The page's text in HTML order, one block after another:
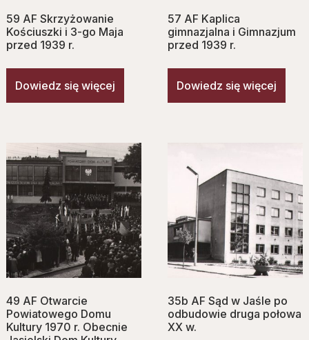
59 AF Skrzyżowanie
Kościuszki i 3-go Maja
przed 1939 r.
Dowiedz się więcej
57 AF Kaplica
gimnazjalna i Gimnazjum
przed 1939 r.
Dowiedz się więcej
49 AF Otwarcie
Powiatowego Domu
Kultury 1970 r. Obecnie
35b AF Sąd w Jaśle po
odbudowie druga połowa
XX w.